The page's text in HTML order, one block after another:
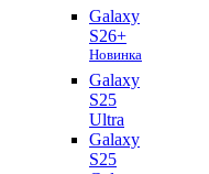
Galaxy
S26+
Новинка
Galaxy
S25
Ultra
Galaxy
S25